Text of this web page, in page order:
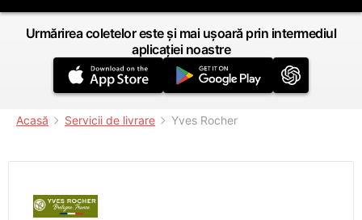
Urmărirea coletelor este și mai ușoară prin intermediul
aplicației noastre
Acasă Servicii de livrare Yves Rocher